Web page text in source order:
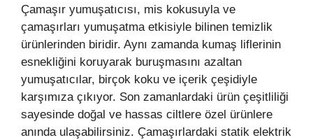
Çamaşır yumuşatıcısı, mis kokusuyla ve
çamaşırları yumuşatma etkisiyle bilinen temizlik
ürünlerinden biridir. Aynı zamanda kumaş liflerinin
esnekliğini koruyarak buruşmasını azaltan
yumuşatıcılar, birçok koku ve içerik çeşidiyle
karşımıza çıkıyor. Son zamanlardaki ürün çeşitliliği
sayesinde doğal ve hassas ciltlere özel ürünlere
anında ulaşabilirsiniz. Çamaşırlardaki statik elektrik